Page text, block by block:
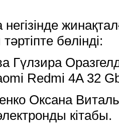
бөлінді:
Redmi 4A 32
Оксана
кітабы.